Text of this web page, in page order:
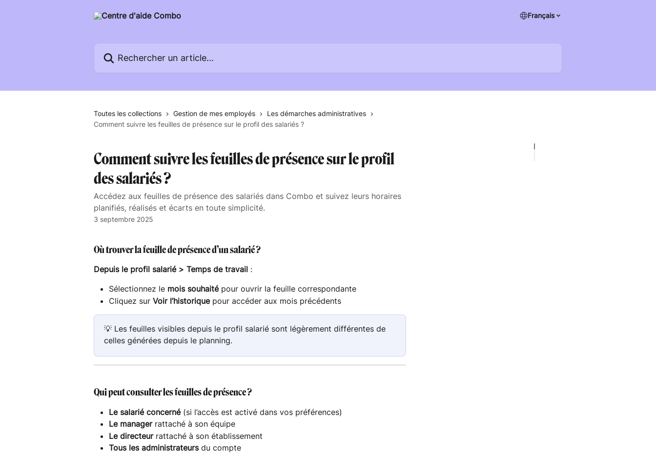
Français
Toutes les collections Gestion de mes employés
Les démarches administratives
Comment suivre les feuilles de présence sur le profil des salariés ?
Comment suivre les feuilles de présence sur le profil
des salariés ?
Accédez aux feuilles de présence des salariés dans Combo et suivez leurs horaires
planifiés, réalisés et écarts en toute simplicité.
3 septembre 2025
Où trouver la feuille de présence d’un salarié ?
Depuis le profil salarié > Temps de travail :
Sélectionnez le mois souhaité pour ouvrir la feuille correspondante
Cliquez sur Voir l’historique pour accéder aux mois précédents
💡 Les feuilles visibles depuis le profil salarié sont légèrement différentes de
celles générées depuis le planning.
Qui peut consulter les feuilles de présence ?
Le salarié concerné (si l’accès est activé dans vos préférences)
Le manager rattaché à son équipe
Le directeur rattaché à son établissement
Tous les administrateurs du compte